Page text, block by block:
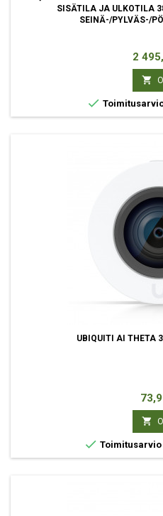
SISÄTILA JA ULKOTILA
SEINÄ-/PYLVÄS-/
Hinta
2


UBIQUITI AI THETA
Hinta

 Toimitusarvio